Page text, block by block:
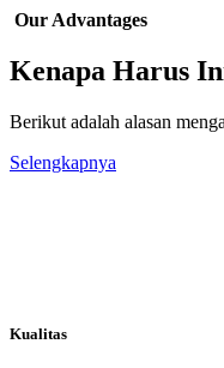
Our Advantages
Kenapa Harus
Berikut adalah alasan
Selengkapnya
Kualitas